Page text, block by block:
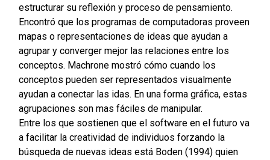
estructurar su reflexión y proceso de pensamiento.
Encontró que los programas de computadoras proveen
mapas o representaciones de ideas que ayudan a
agrupar y converger mejor las relaciones entre los
conceptos. Machrone mostró cómo cuando los
conceptos pueden ser representados visualmente
ayudan a conectar las idas. En una forma gráfica, estas
agrupaciones son mas fáciles de manipular.
Entre los que sostienen que el software en el futuro va
a facilitar la creatividad de individuos forzando la
búsqueda de nuevas ideas está Boden (1994) quien